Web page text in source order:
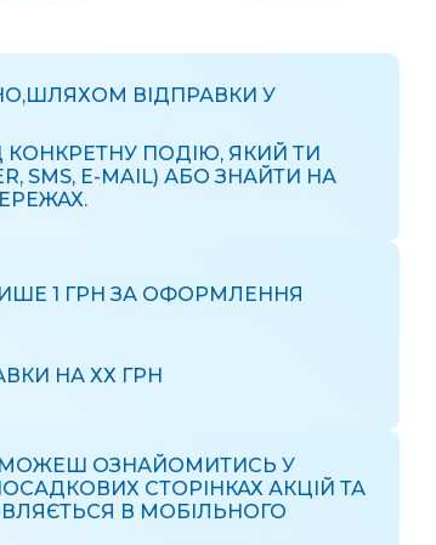
ВІДПРАВКИ У
КОНКРЕТНУ ПОДІЮ, ЯКИЙ ТИ
E-MAIL) АБО ЗНАЙТИ НА
1 ГРН ЗА ОФОРМЛЕННЯ
НА ХХ ГРН
ОЗНАЙОМИТИСЬ У
СТОРІНКАХ АКЦІЙ ТА
В МОБІЛЬНОГО